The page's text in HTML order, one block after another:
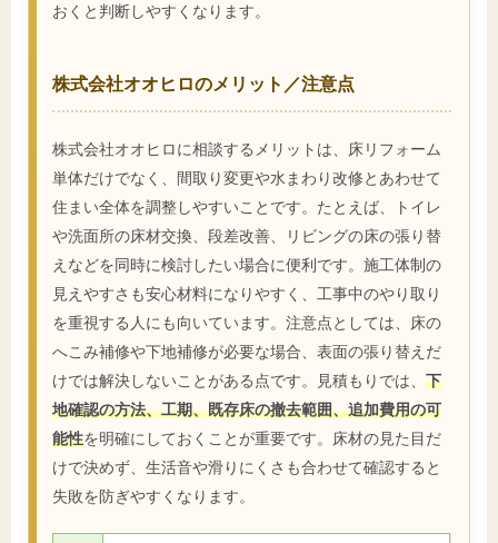
おくと判断しやすくなります。
株式会社オオヒロのメリット／注意点
株式会社オオヒロに相談するメリットは、床リフォーム
単体だけでなく、間取り変更や水まわり改修とあわせて
住まい全体を調整しやすいことです。たとえば、トイレ
や洗面所の床材交換、段差改善、リビングの床の張り替
えなどを同時に検討したい場合に便利です。施工体制の
見えやすさも安心材料になりやすく、工事中のやり取り
を重視する人にも向いています。注意点としては、床の
へこみ補修や下地補修が必要な場合、表面の張り替えだ
けでは解決しないことがある点です。見積もりでは、 下
地確認の方法、工期、既存床の撤去範囲、追加費用の可
能性を明確にしておくことが重要です。床材の見た目だ
けで決めず、生活音や滑りにくさも合わせて確認すると
失敗を防ぎやすくなります。